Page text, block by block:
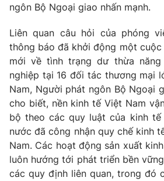
Liên hệ tòa soạn English
THỜI BÁO VTV
Theo dõi báo trên
Cơ quan chủ quản:Đài Truyền hình
ngôn Bộ Ngoại giao nhấn mạnh.
Liên quan câu hỏi của phóng
thông báo đã khởi động một
mới về tình trạng dư thừa
nghiệp tại 16 đối tác thương mại
Nam, Người phát ngôn Bộ Ngoại
cho biết, nền kinh tế Việt Nam
bộ theo các quy luật của kinh
nước đã công nhận quy chế kinh
Nam. Các hoạt động sản xuất
luôn hướng tới phát triển bền
các quy định liên quan, trong đó